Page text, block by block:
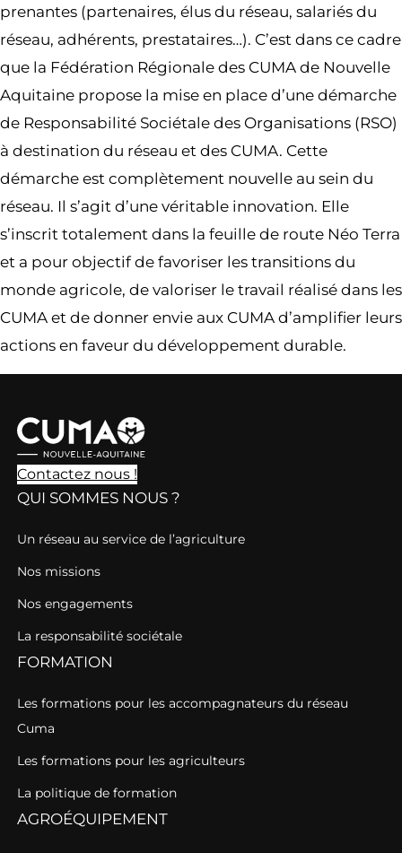
prenantes (partenaires, élus du réseau, salariés du
réseau, adhérents, prestataires…). C’est dans ce cadre
que la Fédération Régionale des CUMA de Nouvelle
Aquitaine propose la mise en place d’une démarche
de Responsabilité Sociétale des Organisations (RSO)
à destination du réseau et des CUMA. Cette
démarche est complètement nouvelle au sein du
réseau. Il s’agit d’une véritable innovation. Elle
s’inscrit totalement dans la feuille de route Néo Terra
et a pour objectif de favoriser les transitions du
monde agricole, de valoriser le travail réalisé dans les
CUMA et de donner envie aux CUMA d’amplifier leurs
actions en faveur du développement durable.
Contactez nous !
QUI SOMMES NOUS ?
Un réseau au service de l’agriculture
Nos missions
Nos engagements
La responsabilité sociétale
FORMATION
Les formations pour les accompagnateurs du réseau
Cuma
Les formations pour les agriculteurs
La politique de formation
AGROÉQUIPEMENT